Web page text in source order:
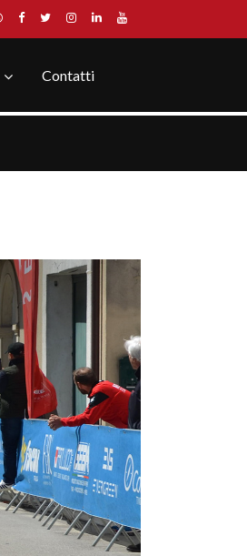
Contatti